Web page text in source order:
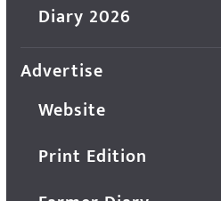
Diary 2026
Advertise
Website
Print Edition